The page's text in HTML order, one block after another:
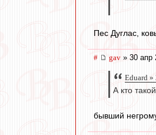
Пес Дуглас,
# gav » 30 апр
Eduard »
А кто
бывший